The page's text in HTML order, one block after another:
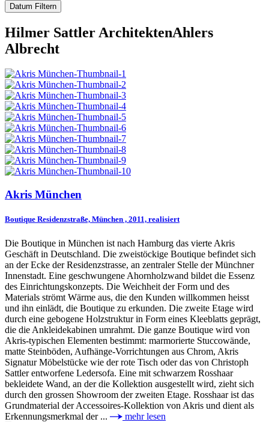
Datum Filtern
Hilmer Sattler ArchitektenAhlers
Albrecht
Akris München
Boutique Residenzstraße, München , 2011, realisiert
Die Boutique in München ist nach Hamburg das vierte Akris
Geschäft in Deutschland. Die zweistöckige Boutique befindet sich
an der Ecke der Residenzstrasse, an zentraler Stelle der Münchner
Innenstadt. Eine geschwungene Ahornholzwand bildet die Essenz
des Einrichtungskonzepts. Die Weichheit der Form und des
Materials strömt Wärme aus, die den Kunden willkommen heisst
und ihn einlädt, die Boutique zu erkunden. Die zweite Etage wird
durch eine gebogene Holzstruktur in Form eines Kleeblatts geprägt,
die die Ankleidekabinen umrahmt. Die ganze Boutique wird von
Akris-typischen Elementen bestimmt: marmorierte Stuccowände,
matte Steinböden, Aufhänge-Vorrichtungen aus Chrom, Akris
Signatur Möbelstücke wie der rote Tisch oder das von Christoph
Sattler entworfene Ledersofa. Eine mit schwarzem Rosshaar
bekleidete Wand, an der die Kollektion ausgestellt wird, zieht sich
durch den grossen Showroom der zweiten Etage. Rosshaar ist das
Grundmaterial der Accessoires-Kollektion von Akris und dient als
Erkennungsmerkmal der ...
mehr lesen